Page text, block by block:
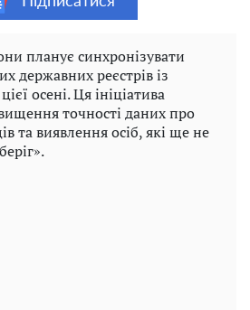
планує синхронізувати
державних реєстрів із
осені. Ця ініціатива
точності даних про
та виявлення осіб, які ще не